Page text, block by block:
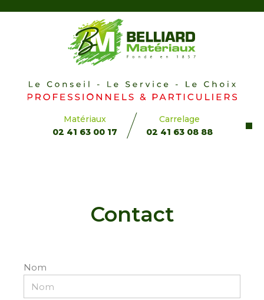
Matériaux
02 41 63 00 17
Carrelage
02 41 63 08 88
Contact
Nom